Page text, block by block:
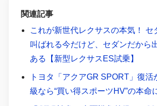
関連記事
これが新世代レクサスの本気！ セ
叫ばれる今だけど、セダンだから
ある【新型レクサスES試乗】
トヨタ「アクアGR SPORT」復活
級なら“買い得スポーツHV”の本命